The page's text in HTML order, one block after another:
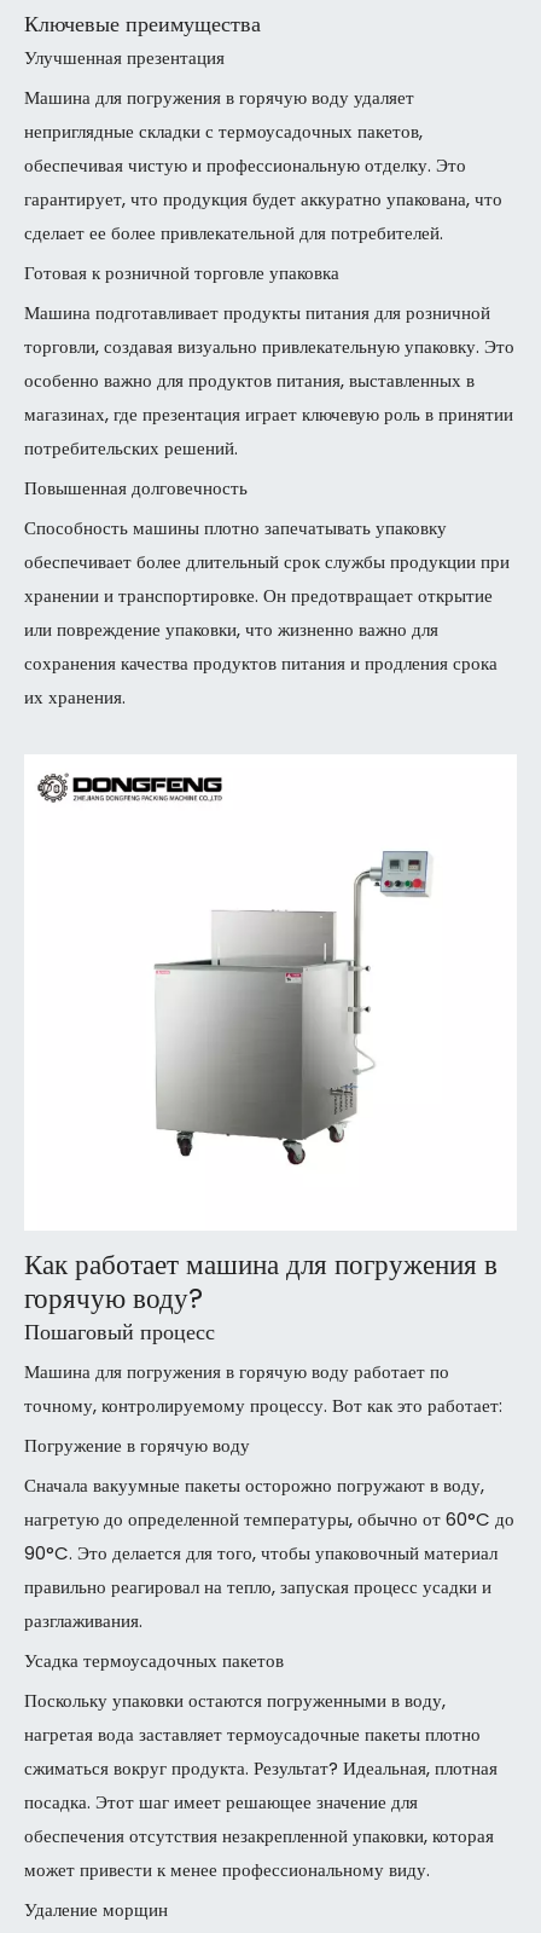
Ключевые преимущества
Улучшенная презентация
Машина для погружения в горячую воду удаляет
неприглядные складки с термоусадочных пакетов,
обеспечивая чистую и профессиональную отделку. Это
гарантирует, что продукция будет аккуратно упакована, что
сделает ее более привлекательной для потребителей.
Готовая к розничной торговле упаковка
Машина подготавливает продукты питания для розничной
торговли, создавая визуально привлекательную упаковку. Это
особенно важно для продуктов питания, выставленных в
магазинах, где презентация играет ключевую роль в принятии
потребительских решений.
Повышенная долговечность
Способность машины плотно запечатывать упаковку
обеспечивает более длительный срок службы продукции при
хранении и транспортировке. Он предотвращает открытие
или повреждение упаковки, что жизненно важно для
сохранения качества продуктов питания и продления срока
их хранения.
Как работает машина для погружения в
горячую воду?
Пошаговый процесс
Машина для погружения в горячую воду работает по
точному, контролируемому процессу. Вот как это работает:
Погружение в горячую воду
Сначала вакуумные пакеты осторожно погружают в воду,
нагретую до определенной температуры, обычно от 60°C до
90°C. Это делается для того, чтобы упаковочный материал
правильно реагировал на тепло, запуская процесс усадки и
разглаживания.
Усадка термоусадочных пакетов
Поскольку упаковки остаются погруженными в воду,
нагретая вода заставляет термоусадочные пакеты плотно
сжиматься вокруг продукта. Результат? Идеальная, плотная
посадка. Этот шаг имеет решающее значение для
обеспечения отсутствия незакрепленной упаковки, которая
может привести к менее профессиональному виду.
Удаление морщин